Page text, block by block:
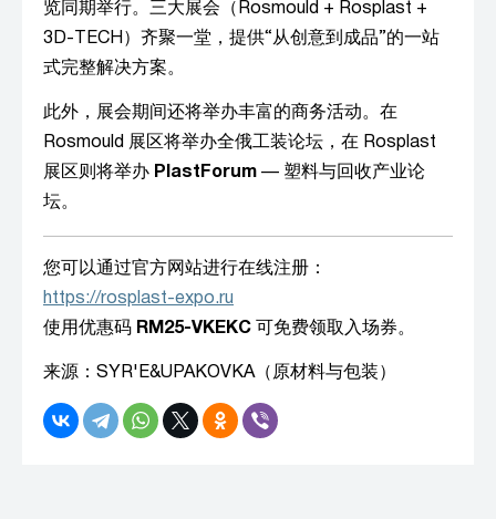
览同期举行。三大展会（Rosmould + Rosplast +
3D-TECH）齐聚一堂，提供“从创意到成品”的一站
式完整解决方案。
此外，展会期间还将举办丰富的商务活动。在
Rosmould 展区将举办全俄工装论坛，在 Rosplast
展区则将举办 PlastForum — 塑料与回收产业论
坛。
您可以通过官方网站进行在线注册：
https://rosplast-expo.ru
使用优惠码 RM25-VKEKC 可免费领取入场券。
来源：SYR'E&UPAKOVKA（原材料与包装）